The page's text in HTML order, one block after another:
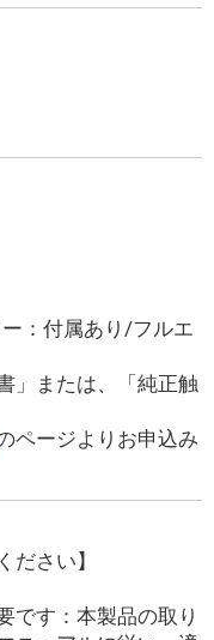
：付属あり/フルエ
」または、「純正触
ページよりお申込み
ださい】
です：本製品の取り